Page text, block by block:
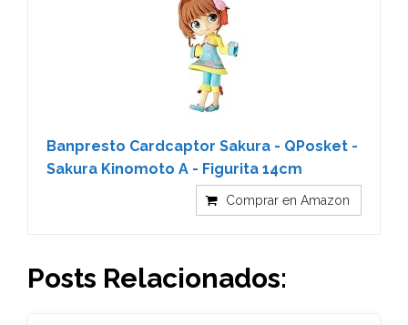
Banpresto Cardcaptor Sakura - QPosket -
Sakura Kinomoto A - Figurita 14cm
Comprar en Amazon
Posts Relacionados: